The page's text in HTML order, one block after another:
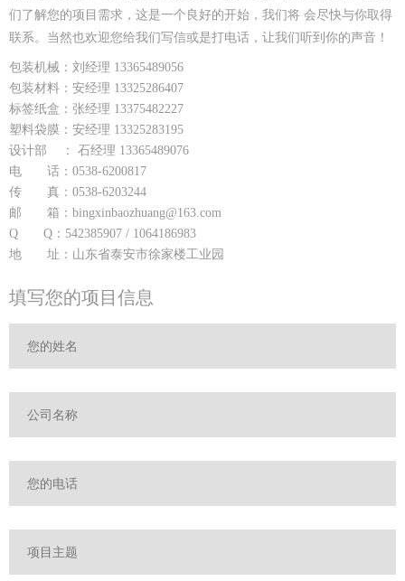
们了解您的项目需求，这是一个良好的开始，我们将 会尽快与你取得
联系。当然也欢迎您给我们写信或是打电话，让我们听到你的声音！
包装机械：刘经理 13365489056
包装材料：安经理 13325286407
标签纸盒：张经理 13375482227
塑料袋膜：安经理 13325283195
设计部 ： 石经理 13365489076
电 话：0538-6200817
传 真：0538-6203244
邮 箱：bingxinbaozhuang@163.com
Q Q：542385907 / 1064186983
地 址：山东省泰安市徐家楼工业园
填写您的项目信息